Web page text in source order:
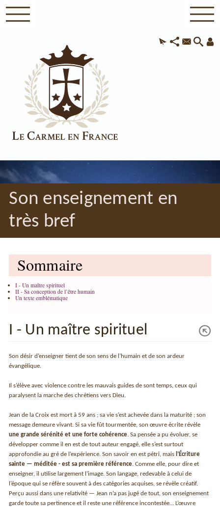
Son enseignement en
très bref
Sommaire
I - Un maître spirituel
II - Sa conception de l’être humain
Un texte emblématique
I - Un maître spirituel
Son désir d’enseigner tient de son sens de l’humain et de son ardeur
évangélique.
Il s’élève avec violence contre les mauvais guides de sont temps, ceux qui
paralysent la marche des chrétiens vers Dieu.
Jean de la Croix est mort à 59 ans ; sa vie s’est achevée dans la maturité ; son
message demeure vivant. Si sa vie fût tourmentée, son œuvre écrite révèle
une grande sérénité et une forte cohérence. Sa pensée a pu évoluer, se
développer comme il en est de tout auteur engagé, elle s’est surtout
approfondie au gré de l’expérience. Son savoir en est pétri, mais l’Écriture
sainte — méditée - est sa première référence. Comme elle, pour dire et
enseigner, il utilise largement l’image. Son langage, redevable à celui de
l’époque qui se réfère souvent à des catégories acquises, se révèle créatif.
Perçu aussi dans une relativité — Jean n’a pas jugé de tout, son enseignement
garde toute sa pertinence et il reste une référence incontestée… L’œuvre